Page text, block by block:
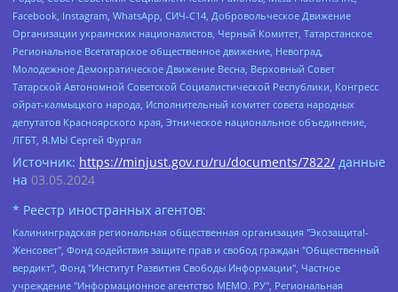
Facebook, Instagram, WhatsApp, СИЧ-С14, Добровольческое Движение
Организации украинских националистов, Черный Комитет, Татарстанское
Региональное Всетатарское общественное движение, Невоград,
Молодежное Демократическое Движение Весна, Верховный Совет
Татарской Автономной Советской Социалистической Республики, Конгресс
ойрат-калмыцкого народа, Исполнительный комитет совета народных
депутатов Красноярского края, Этническое национальное объединение,
ЛГБТ, Я.МЫ Сергей Фургал
Источник: https://minjust.gov.ru/ru/documents/7822/ данные
на 03.05.2024
* Реестр иностранных агентов:
Калининградская региональная общественная организация "Экозащита!-Женсовет", Фонд содействия защите прав и свобод граждан "Общественный вердикт", Фонд "Институт Развития Свободы Информации", Частное учреждение "Информационное агентство МЕМО. РУ", Региональная общественная организация "Общественная комиссия по сохранению наследия академика Сахарова", Фонд поддержки свободы прессы, Санкт-Петербургская общественная правозащитная организация "Гражданский контроль", Межрегиональная общественная организация "Информационно-просветительский центр "Мемориал", Региональный Фонд "Центр Защиты Прав Средств Массовой Информации", с 05.12.2023 Фонд "Центр Защиты Прав Средств массовой информации", Региональная общественная благотворительная организация помощи беженцам и мигрантам "Гражданское содействие", Негосударственное образовательное учреждение дополнительного профессионального образования (повышение квалификации) специалистов "АКАДЕМИЯ ПО ПРАВАМ ЧЕЛОВЕКА", Свердловская региональная общественная организация "Сутяжник", Автономная некоммерческая организация "Центр независимых социологических исследований", Союз общественных объединений "Российский исследовательский центр по правам человека", Региональное общественное учреждение научно-информационный центр "МЕМОРИАЛ", Некоммерческая организация "Фонд защиты гласности", Автономная некоммерческая организация "Институт прав человека", Городская общественная организация "Екатеринбургское общество "МЕМОРИАЛ", Городская общественная организация "Рязанское историко-просветительское и правозащитное общество "Мемориал" (Рязанский Мемориал), Челябинский региональный орган общественной самодеятельности – женское общественное объединение "Женщины Евразии", Челябинский региональный орган общественной самодеятельности "Уральская правозащитная группа", Фонд содействия защите здоровья и социальной справедливости имени Андрея Рылькова, Автономная Некоммерческая Организация "Аналитический Центр Юрия Левады", Автономная некоммерческая организация социальной поддержки населения "Проект Апрель", Региональная общественная организация помощи женщинам и детям, находящимся в кризисной ситуации "Информационно-методический центр "Анна", Фонд содействия развитию массовых коммуникаций и правовому просвещению "Так-так-Так", Фонд содействия устойчивому развитию "Серебряная тайга", Свердловский региональный общественный фонд социальных проектов "Новое время", "Idel.Реалии", Кавказ.Реалии, Крым.Реалии, Телеканал Настоящее Время, Татаро-башкирская служба Радио Свобода (Azatliq Radiosi), Радио Свободная Европа/Радио Свобода (PCE/PC), "Сибирь.Реалии", "Фактограф", Благотворительный фонд помощи осужденным и их семьям, Автономная некоммерческая организация "Институт глобализации и социальных движений", Фонд "В защиту прав заключенных", Частное учреждение "Центр поддержки и содействия развитию средств массовой информации", Пензенский региональный общественный благотворительный фонд "Гражданский союз", "Север.Реалии", Некоммерческая организация Фонд "Правовая инициатива", Общество с ограниченной ответственностью "Радио Свободная Европа/Радио Свобода", Чешское информационное агентство "MEDIUM-ORIENT", Красноярская региональная общественная организация "Мы против СПИДа", Камалягин Денис Николаевич, Маркелов Сергей Евгеньевич, Пономарев Лев Александрович, Савицкая Людмила Алексеевна, Автономная некоммерческая организация "Центр по работе с проблемой насилия "НАСИЛИЮ.НЕТ", Межрегиональный профессиональный союз работников здравоохранения "Альянс врачей", Юридическое лицо, зарегистрированное в Латвийской Республике, SIA "Medusa Project" (регистрационный номер 40103797863, дата регистрации 10.06.2014), Некоммерческая организация "Фонд по борьбе с коррупцией", Автономная некоммерческая организация "Институт права и публичной политики", Баданин Роман Сергеевич, Гликин Максим Александрович, Железнова Мария Михайловна, Лукьянова Юлия Сергеевна, Маетная Елизавета Витальевна, Маняхин Петр Борисович, Чуракова Ольга Владимировна, Ярош Юлия Петровна, Юридическое лицо "The Insider SIA", зарегистрированное в Риге, Латвийская Республика (дата регистрации 26.06.2015), являющееся администратором доменного имени интернет-издания "The Insider SIA", https://theins.ru, Постернак Алексей Евгеньевич, Рубин Михаил Аркадьевич, Анин Роман Александрович, Юридическое лицо Istories fonds, зарегистрированное в Латвийской Республике (регистрационный номер 50008295751, дата регистрации 24.02.2020), Великовский Дмитрий Александрович, Долинина Ирина Николаевна, Мароховская Алеся Алексеевна, Шлейнов Роман Юрьевич, Шмагун Олеся Валентиновна, Общество с ограниченной ответственностью "Альтаир 2021", Общество с ограниченной ответственностью "Вега 2021", Общество с ограниченной ответственностью "Главный редактор 2021", Общество с ограниченной ответственностью "Ромашки монолит", Важенков Артем Валерьевич, Ивановская областная общественная организация "Центр гендерных исследований", Гурман Юрий Альбертович, Медиапроект "ОВД-Инфо", Егоров Владимир Владимирович, Жилинский Владимир Александрович, Общество с ограниченной ответственностью "ЗП", Иванова София Юрьевна, Карезина Инна Павловна, Кильтау Екатерина Викторовна, Петров Алексей Викторович, Пискунов Сергей Евгеньевич, Смирнов Сергей Сергеевич, Тихонов Михаил Сергеевич, Общество с ограниченной ответственностью "ЖУРНАЛИСТ-ИНОСТРАННЫЙ АГЕНТ", Арапова Галина Юрьевна, Вольтская Татьяна Анатольевна, Американская компания "Mason G.E.S. Anonymous Foundation" (США), являющаяся владельцем интернет-издания https://mnews.world/, Компания "Stichting Bellingcat", зарегистрированная в Нидерландах (дата регистрации 11.07.2018), Захаров Андрей Вячеславович, Клепиковская Екатерина Дмитриевна, Общество с ограниченной ответственностью "МЕМО", Перл Роман Александрович, Симонов Евгений Алексеевич, Соловьева Елена Анатольевна, Сотников Даниил Владимирович, Сурначева Елизавета Дмитриевна, Автономная некоммерческая организация по защите прав человека и информированию населения "Якутия – Наше Мнение", Общество с ограниченной ответственностью "Москоу диджитал медиа", с 26.01.2023 Общество с ограниченной ответственностью "Чайка Белые сады", Ветошкина Валерия Валерьевна, Заговора Максим Александрович, Межрегиональное общественное движение "Российская ЛГБТ - сеть", Оленичев Максим Владимирович, Павлов Иван Юрьевич, Скворцова Елена Сергеевна, Общество с ограниченной ответственностью "Как бы инагент", Кочетков Игорь Викторович, Общество с ограниченной ответственностью "Честные выборы", Еланчик Олег Александрович, Общество с ограниченной ответственностью "Нобелевский призыв", Гималова Регина Эмилевна, Григорьев Андрей Валерьевич, Григорьева Алина Александровна, Ассоциация по содействию защите прав призывников, альтернативнослужащих и военнослужащих "Правозащитная группа "Гражданин.Армия.Право", Хисамова Регина Фаритовна, Автономная некоммерческая организация по реализации социально-правовых программ "Лилит", Дальневосточное общественное движение "Маяк", Санкт-Петербургская ЛГБТ-инициативная группа "Выход", Инициативная группа ЛГБТ+ "Реверс", Алексеев Андрей Викторович, Бекбулатова Таисия Львовна, Беляев Иван Михайлович, Владыкина Елена Сергеевна, Гельман Марат Александрович, Никульшина Вероника Юрьевна, Толоконникова Надежда Андреевна, Шендерович Виктор Анатольевич, Общество с ограниченной ответственностью "Данное сообщение", Общество с ограниченной ответственностью Издательский дом "Новая глава", Айнбиндер Александра Александровна, Московский комьюнити-центр для ЛГБТ+инициатив, Благотворительный фонд развития филантропии, Deutsche Welle (Германия, Kurt-Schumacher-Strasse 3, 53113 Bonn), Борзунова Мария Михайловна, Воробьев Виктор Викторович, Голубева Анна Львовна, Константинова Алла Михайловна, Малкова Ирина Владимировна, Мурадов Мурад Абдулгалимович, Осетинская Елизавета Николаевна, Понасенков Евгений Николаевич, Ганапольский Матвей Юрьевич, Киселев Евгений Алексеевич, Борухович Ирина Григорьевна, Дремин Иван Тимофеевич, Дубровский Дмитрий Викторович, Красноярская региональная общественная организация поддержки и развития альтернативных образовательных технологий и межкультурных коммуникаций "ИНТЕРРА", Маяковская Екатерина Алексеевна, Фейгин Марк Захарович, Филимонов Андрей Викторович, Дзугкоева Регина Николаевна, Доброхотов Роман Александрович, Дудь Юрий Александрович, Елкин Сергей Владимирович, Кругликов Кирилл Игоревич, Сабунаева Мария Леонидовна, Семенов Алексей Владимирович, Шаинян Карен Багратович, Шульман Екатерина Михайловна, Асафьев Артур Валерьевич, Вахштайн Виктор Семенович, Венедиктов Алексей Алексеевич, Лушникова Екатерина Евгеньевна, Волков Леонид Михайлович, Невзоров Александр Глебович, Пархоменко Сергей Борисович, Сироткин Ярослав Николаевич, Кара-Мурза Владимир Владимирович, Баранова Наталья Владимировна, Гозман Леонид Яковлевич, Кагарлицкий Борис Юльевич, Климарев Михаил Валерьевич, Милов Владимир Станиславович, Автономная некоммерческая организация Краснодарский центр современного искусства "Типография", Моргенштерн Алишер Тагирович, Соболь Любовь Эдуардовна, Общество с ограниченной ответственностью "ЛИЗА НОРМ", Каспаров Гарри Кимович, Ходорковский Михаил Борисович, Общество с ограниченной ответственностью "Апрельские тезисы", Данилович Ирина Брониславовна, Кашин Олег Владимирович, Петров Николай Владимирович, Пивоваров Алексей Владимирович, Соколов Михаил Владимирович, Цветкова Юлия Владимировна, Чичваркин Евгений Александрович, Комитет против пыток/Команда против пыток, Общество с ограниченной ответственностью "Первый научный", Общество с ограниченной ответственностью "Вертолет и ко", Белоцерковская Вероника Борисовна, Кац Максим Евгеньевич, Лазарева Татьяна Юрьевна, Шаведдинов Руслан Табризович, Яшин Илья Валерьевич, Общество с ограниченной ответственностью "Иноагент ААВ", Алешковский Дмитрий Петрович, Альбац Евгения Марковна, Быков Дмитрий Львович, Галямина Юлия Евгеньевна, Лойко Сергей Леонидович, Мартынов Кирилл Константинович, Медведев Сергей Александрович, Крашенинников Федор Геннадиевич, Гордеева Катерина Вл